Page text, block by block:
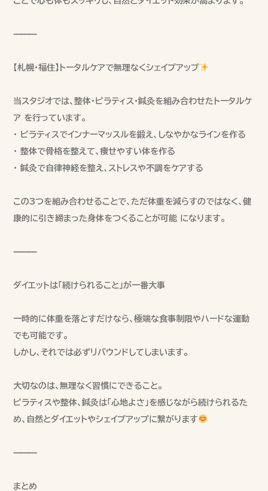
⸻
【札幌・福住】トータルケアで無理なくシェイプアップ
当スタジオでは、整体・ピラティス・鍼灸を組み合わせたトータルケ
ア を行っています。
• ピラティスでインナーマッスルを鍛え、しなやかなラインを作る
• 整体で骨格を整えて、痩せやすい体を作る
• 鍼灸で自律神経を整え、ストレスや不調をケアする
この3つを組み合わせることで、ただ体重を減らすのではなく、健
康的に引き締まった身体をつくることが可能 になります。
⸻
ダイエットは「続けられること」が一番大事
一時的に体重を落とすだけなら、極端な食事制限やハードな運動
でも可能です。
しかし、それでは必ずリバウンドしてしまいます。
大切なのは、無理なく習慣にできること。
ピラティスや整体、鍼灸は「心地よさ」を感じながら続けられるた
め、自然とダイエットやシェイプアップに繋がります
⸻
まとめ